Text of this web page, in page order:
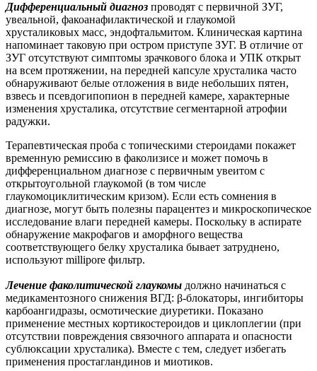
Дифференциальный диагноз проводят с первичной ЗУГ,
увеальной, факоанафилактической и глаукомой
хрусталиковых масс, эндофтальмитом. Клиническая картина
напоминает таковую при остром приступе ЗУГ. В отличие от
ЗУГ отсутствуют симптомы зрачкового блока и УПК открыт
на всем протяжении, на передней капсуле хрусталика часто
обнаруживают белые отложения в виде небольших пятен,
взвесь и псевдогипопион в передней камере, характерные
изменения хрусталика, отсутствие сегментарной атрофии
радужки.
Терапевтическая проба с топическими стероидами покажет
временную ремиссию в факолизисе и может помочь в
дифференциальном диагнозе с первичным увеитом с
открытоугольной глаукомой (в том числе
глаукомоциклитическим кризом). Если есть сомнения в
диагнозе, могут быть полезны парацентез и микроскопическое
исследование влаги передней камеры. Поскольку в аспирате
обнаружение макрофагов и аморфного вещества
соответствующего белку хрусталика бывает затруднено,
используют millipore фильтр.
Лечение факолитической глаукомы должно начинаться с
медикаментозного снижения ВГД: β-блокаторы, ингибиторы
карбоангидразы, осмотические диуретики. Показано
применение местных кортикостероидов и циклоплегии (при
отсутствии повреждения связочного аппарата и опасности
сублюксации хрусталика). Вместе с тем, следует избегать
применения простагландинов и миотиков.